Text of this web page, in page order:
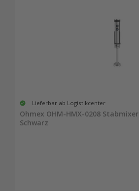
Lieferbar ab Logistikcenter
Ohmex OHM-HMX-0208 Stabmixer
Schwarz